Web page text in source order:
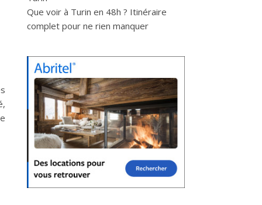
Que voir à Turin en 48h ? Itinéraire
complet pour ne rien manquer